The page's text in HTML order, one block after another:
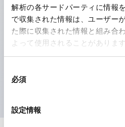
解析の各サードパーティに情報
で収集された情報は、ユーザー
た際に収集された情報と組み合
よって使用されることがあります
必須
設定情報
タイプの定格使用電圧が最大
ました。
ひとつで6色の役をこなすLED
UL、CSA、TÜV、CCC認証品